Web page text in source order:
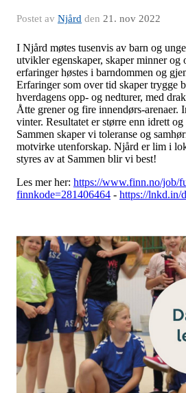
Postet av Njård den 21. nov 2022
I Njård møtes tusenvis av barn og
utvikler egenskaper, skaper minner
erfaringer høstes i barndommen og
Erfaringer som over tid skaper trygge
hverdagens opp- og nedturer, med
Åtte grener og fire innendørs-arenaer.
vinter. Resultatet er større enn idrett og
Sammen skaper vi toleranse og
motvirke utenforskap. Njård er lim i
styres av at Sammen blir vi best!
Les mer her: https://www.finn.no/job/
finnkode=281406464 - https://lnkd.in/